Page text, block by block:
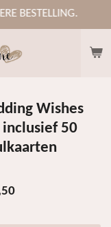
BESTELLING.
Wishes
inclusief 50